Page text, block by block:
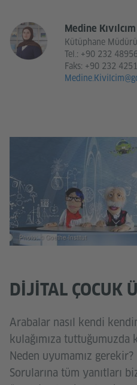
Medine Kıvılcım
Kütüphane Müdürü
Tel.: +90 232
Faks: +90 232
DIJITAL ÇOCUK
Arabalar nasıl kendi
kulağımıza
Neden uyumamız
Sorularına tüm yanıtları
Photo: © Goethe-Institut